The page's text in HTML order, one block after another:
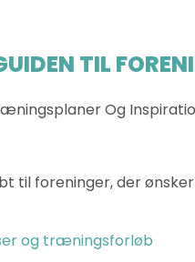
TIL
Og
til foreninger, der
og træningsforløb